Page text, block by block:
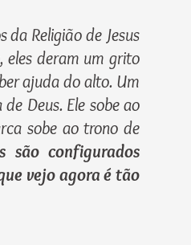
da Religião de Jesus
eles deram um grito
ajuda do alto. Um
Deus. Ele sobe ao
sobe ao trono de
são configurados
vejo agora é tão